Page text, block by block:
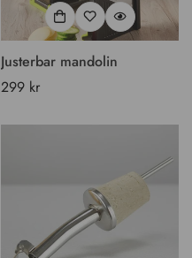
Justerbar mandolin
Vanligt
299 kr